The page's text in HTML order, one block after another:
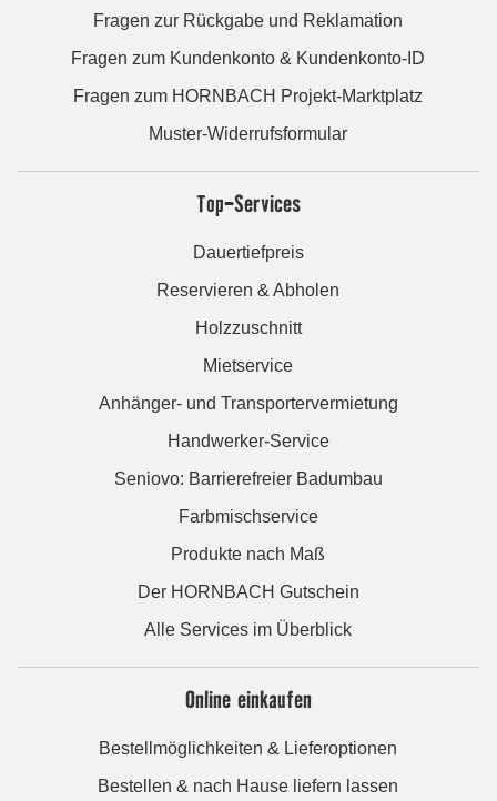
Fragen zur Rückgabe und Reklamation
Fragen zum Kundenkonto & Kundenkonto-ID
Fragen zum HORNBACH Projekt-Marktplatz
Muster-Widerrufsformular
Top-Services
Dauertiefpreis
Reservieren & Abholen
Holzzuschnitt
Mietservice
Anhänger- und Transportervermietung
Handwerker-Service
Seniovo: Barrierefreier Badumbau
Farbmischservice
Produkte nach Maß
Der HORNBACH Gutschein
Alle Services im Überblick
Online einkaufen
Bestellmöglichkeiten & Lieferoptionen
Bestellen & nach Hause liefern lassen